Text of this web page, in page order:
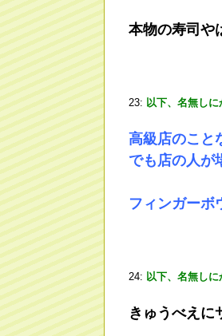
本物の寿司や
23: 以下、名無し
高級店のこと
でも店の人が
フィンガーボ
24: 以下、名無し
きゅうべえに